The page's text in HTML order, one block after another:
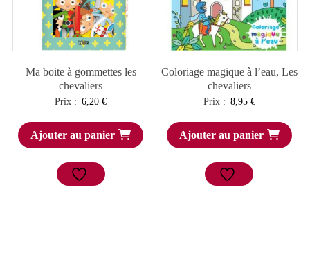
Ma boite à gommettes les
chevaliers
Prix : 6,20€
Ajouter au panier
Coloriage magique à l’eau, Les
chevaliers
Prix : 8,95 €
Ajouter au panier